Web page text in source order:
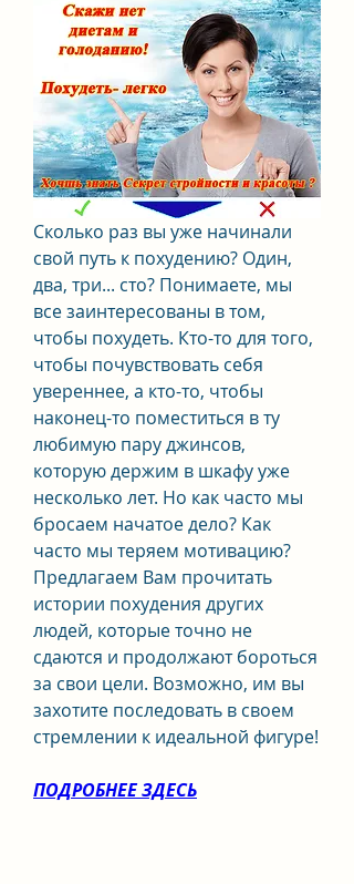
Сколько раз вы уже начинали
свой путь к похудению? Один,
два, три... сто? Понимаете, мы
все заинтересованы в том,
чтобы похудеть. Кто-то для того,
чтобы почувствовать себя
увереннее, а кто-то, чтобы
наконец-то поместиться в ту
любимую пару джинсов,
которую держим в шкафу уже
несколько лет. Но как часто мы
бросаем начатое дело? Как
часто мы теряем мотивацию?
Предлагаем Вам прочитать
истории похудения других
людей, которые точно не
сдаются и продолжают бороться
за свои цели. Возможно, им вы
захотите последовать в своем
стремлении к идеальной фигуре!
ПОДРОБНЕЕ ЗДЕСЬ